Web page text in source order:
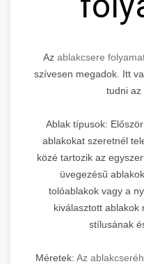
Az ablakcsere
szívesen megadok. Itt
tudni az
Ablak típusok:
ablakokat szeretnél
közé tartozik az
üvegezésű
tolóablakok vagy a
kiválasztott ablakok
stílusának
Méretek: Az